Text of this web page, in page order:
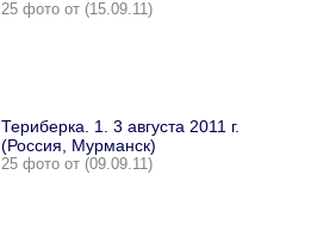
25 фото от (15.09.11)
Териберка. 1. 3 августа 2011 г.
(Россия, Мурманск)
25 фото от (09.09.11)